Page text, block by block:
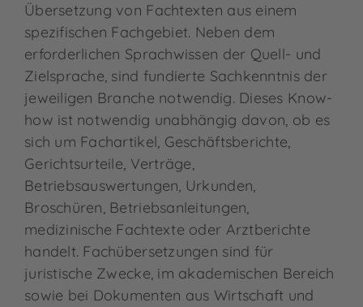
Übersetzung von Fachtexten aus einem
spezifischen Fachgebiet. Neben dem
erforderlichen Sprachwissen der Quell- und
Zielsprache, sind fundierte Sachkenntnis der
jeweiligen Branche notwendig. Dieses Know-
how ist notwendig unabhängig davon, ob es
sich um Fachartikel, Geschäftsberichte,
Gerichtsurteile, Verträge,
Betriebsauswertungen, Urkunden,
Broschüren, Betriebsanleitungen,
medizinische Fachtexte oder Arztberichte
handelt. Fachübersetzungen sind für
juristische Zwecke, im akademischen Bereich
sowie bei Dokumenten aus Wirtschaft und